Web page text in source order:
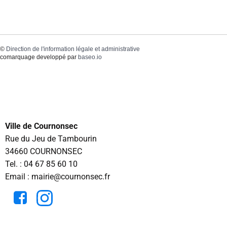
© Direction de l'information légale et administrative
comarquage developpé par baseo.io
Ville de Cournonsec
Rue du Jeu de Tambourin
34660 COURNONSEC
Tel. : 04 67 85 60 10
Email : mairie@cournonsec.fr